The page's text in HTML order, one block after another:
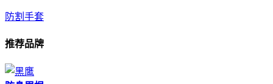
防割手套
推荐品牌